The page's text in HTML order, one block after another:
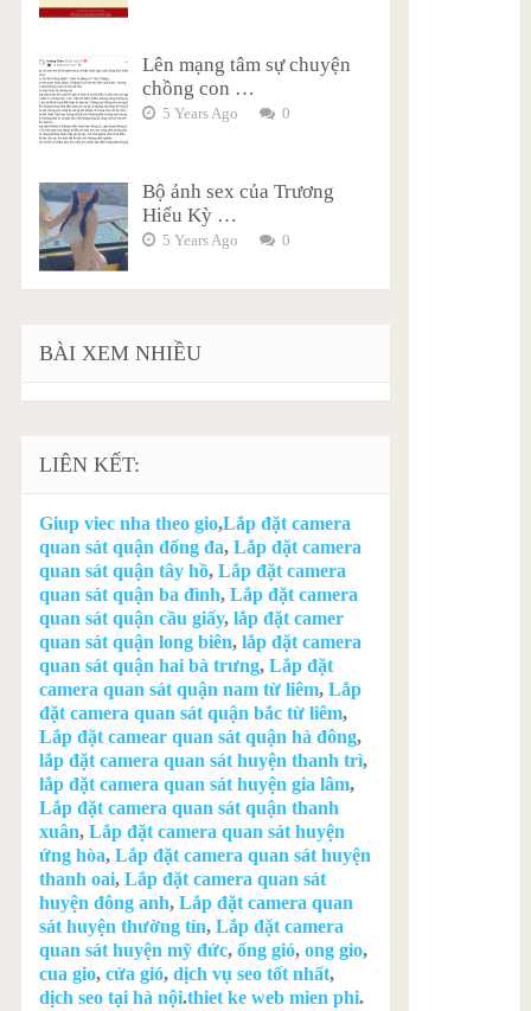
Lên mạng tâm sự chuyện
chồng con …
5 Years Ago 0
Bộ ảnh sex của Trương
Hiểu Kỳ …
5 Years Ago 0
BÀI XEM NHIỀU
LIÊN KẾT:
Giup viec nha theo gio,Lắp đặt camera
quan sát quận đống đa, Lắp đặt camera
quan sát quận tây hồ, Lắp đặt camera
quan sát quận ba đình, Lắp đặt camera
quan sát quận cầu giấy, lắp đặt camer
quan sát quận long biên, lắp đặt camera
quan sát quận hai bà trưng, Lắp đặt
camera quan sát quận nam từ liêm, Lắp
đặt camera quan sát quận bắc từ liêm,
Lắp đặt camear quan sát quận hà đông,
lắp đặt camera quan sát huyện thanh trì,
lắp đặt camera quan sát huyện gia lâm,
Lắp đặt camera quan sát quận thanh
xuân, Lắp đặt camera quan sát huyện
ứng hòa, Lắp đặt camera quan sát huyện
thanh oai, Lắp đặt camera quan sát
huyện đông anh, Lắp đặt camera quan
sát huyện thường tín, Lắp đặt camera
quan sát huyện mỹ đức, ống gió, ong gio,
cua gio, cửa gió, dịch vụ seo tốt nhất,
dịch seo tại hà nội.thiet ke web mien phi.